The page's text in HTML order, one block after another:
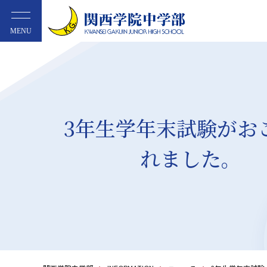
MENU
3年生学年末試験がお
れました。